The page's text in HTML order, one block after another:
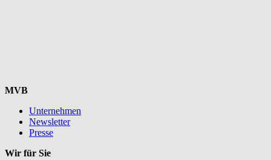
MVB
Unternehmen
Newsletter
Presse
Wir für Sie